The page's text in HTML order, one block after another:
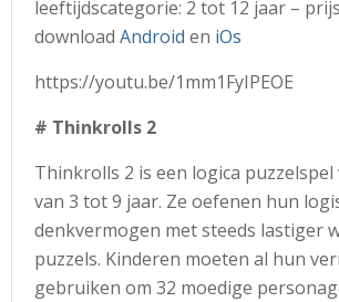
leeftijdscategorie: 2 tot 12 jaar –
download Android en iOs
https://youtu.be/1mm1FyIPEOE
# Thinkrolls 2
Thinkrolls 2 is een logica
van 3 tot 9 jaar. Ze oefenen hun
denkvermogen met steeds lastiger
puzzels. Kinderen moeten al hun
gebruiken om 32 moedige